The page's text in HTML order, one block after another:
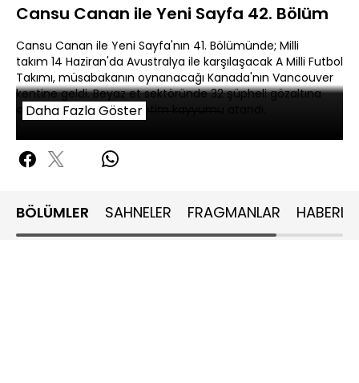
Cansu Canan ile Yeni Sayfa 42. Bölüm
Cansu Canan ile Yeni Sayfa'nın 41. Bölümünde; Milli
takım 14 Haziran'da Avustralya ile karşılaşacak A Milli Futbol
Takımı, müsabakanın oynanacağı Kanada'nın Vancouver
kentine geldi. Beyaz et sektöründe 32 şüpheli gözaltına
alınırken, 13 şirkete denetim kayyumu atandı.
Daha Fazla Göster
BÖLÜMLER SAHNELER FRAGMANLAR